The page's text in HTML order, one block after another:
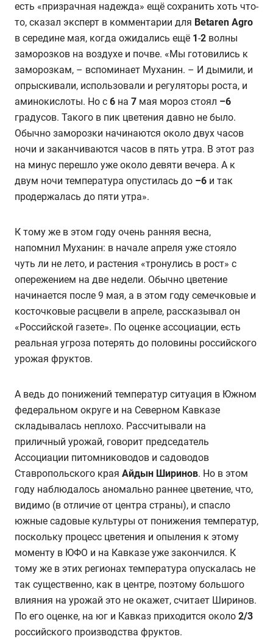
есть «призрачная надежда» ещё сохранить хоть что-
то, сказал эксперт в комментарии для Betaren Agro
в середине мая, когда ожидались ещё 1-2 волны
заморозков на воздухе и почве. «Мы готовились к
заморозкам, – вспоминает Муханин. – И дымили, и
опрыскивали, использовали и регуляторы роста, и
аминокислоты. Но с 6 на 7 мая мороз стоял –6
градусов. Такого в пик цветения давно не было.
Обычно заморозки начинаются около двух часов
ночи и заканчиваются часов в пять утра. В этот раз
на минус перешло уже около девяти вечера. А к
двум ночи температура опустилась до –6 и так
продержалась до пяти утра».
К тому же в этом году очень ранняя весна,
напомнил Муханин: в начале апреля уже стояло
чуть ли не лето, и растения «тронулись в рост» с
опережением на две недели. Обычно цветение
начинается после 9 мая, а в этом году семечковые и
косточковые расцвели в апреле, рассказывал он
«Российской газете». По оценке ассоциации, есть
реальная угроза потерять до половины российского
урожая фруктов.
А ведь до понижений температур ситуация в Южном
федеральном округе и на Северном Кавказе
складывалась неплохо. Рассчитывали на
приличный урожай, говорит председатель
Ассоциации питомниководов и садоводов
Ставропольского края Айдын Ширинов. Но в этом
году наблюдалось аномально раннее цветение, что,
видимо (в отличие от центра страны), и спасло
южные садовые культуры от понижения температур,
поскольку процесс цветения и опыления к этому
моменту в ЮФО и на Кавказе уже закончился. К
тому же в этих регионах температура опускалась не
так существенно, как в центре, поэтому большого
влияния на урожай это не окажет, считает Ширинов.
По его оценке, на юг и Кавказ приходится около 2/3
российского производства фруктов.